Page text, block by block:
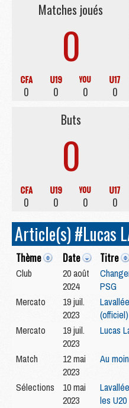
Matches joués
0
0 0 0 0
Buts
0
0 0 0 0
Article(s) #Lucas
Thème Date Titre
Club
20 août
2024
PSG
Mercato
19 juil.
2023
(officiel)
Mercato
19 juil.
2023
Lucas
Match
12 mai
2023
Au
Sélections
10 mai
2023
les